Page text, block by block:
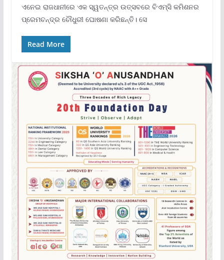
ଏନେଇ ରାଜଧାନୀରେ ଏକ ସ୍ୱତନ୍ତ୍ର ଉତ୍ସବରେ ବିଏମ୍ସି କମିଶନର
ପ୍ରେମଚନ୍ଦ୍ର ଚୌଧୁରୀ ଘୋଷଣା କରିଛନ୍ତି। ସେ
Read More